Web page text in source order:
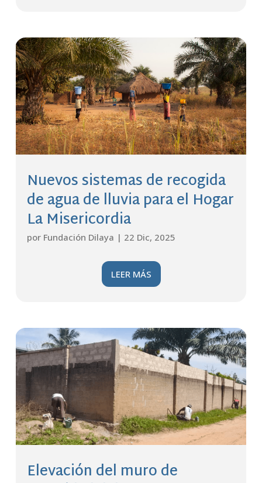
Nuevos sistemas de recogida
de agua de lluvia para el Hogar
La Misericordia
por Fundación Dilaya | 22 Dic, 2025
LEER MÁS
Elevación del muro de